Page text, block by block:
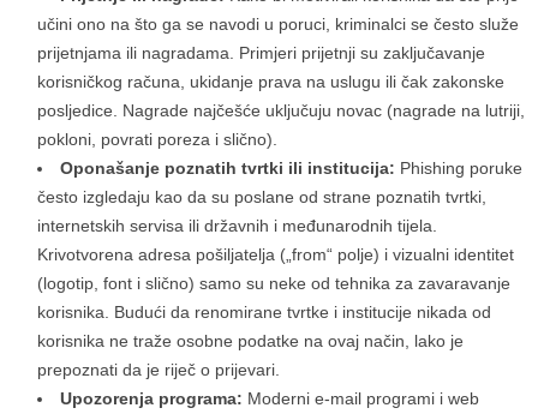
učini ono na što ga se navodi u poruci, kriminalci se često služe
prijetnjama ili nagradama. Primjeri prijetnji su zaključavanje
korisničkog računa, ukidanje prava na uslugu ili čak zakonske
posljedice. Nagrade najčešće uključuju novac (nagrade na lutriji,
pokloni, povrati poreza i slično).
Oponašanje poznatih tvrtki ili institucija: Phishing poruke
često izgledaju kao da su poslane od strane poznatih tvrtki,
internetskih servisa ili državnih i međunarodnih tijela.
Krivotvorena adresa pošiljatelja („from“ polje) i vizualni identitet
(logotip, font i slično) samo su neke od tehnika za zavaravanje
korisnika. Budući da renomirane tvrtke i institucije nikada od
korisnika ne traže osobne podatke na ovaj način, lako je
prepoznati da je riječ o prijevari.
Upozorenja programa: Moderni e-mail programi i web